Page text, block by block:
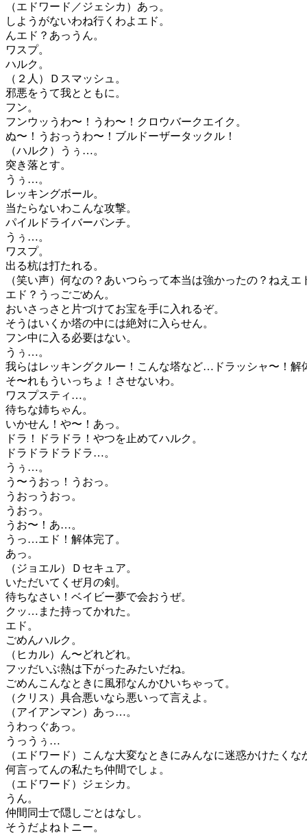
（エドワード／ジェシカ）あっ。
しようがないわね行くわよエド。
んエド？あっうん。
ワスプ。
ハルク。
（２人）Ｄスマッシュ。
邪悪をうて我とともに。
フン。
フンウッうわ〜！うわ〜！クロウバークエイク。
ぬ〜！うおっうわ〜！ブルドーザータックル！
（ハルク）うぅ…。
突き落とす。
うぅ…。
レッキングボール。
当たらないわこんな攻撃。
パイルドライバーパンチ。
うぅ…。
ワスプ。
出る杭は打たれる。
（笑い声）何なの？あいつらって本当は強かったの？ねえエ
エド？うっごごめん。
おいさっさと片づけてお宝を手に入れるぞ。
そうはいくか塔の中には絶対に入らせん。
フン中に入る必要はない。
うぅ…。
我らはレッキングクルー！こんな塔など…ドラッシャ〜！解
そ〜れもういっちょ！させないわ。
ワスプスティ…。
待ちな姉ちゃん。
いかせん！や〜！あっ。
ドラ！ドラドラ！やつを止めてハルク。
ドラドラドラドラ…。
うぅ…。
う〜うおっ！うおっ。
うおっうおっ。
うおっ。
うお〜！あ…。
うっ…エド！解体完了。
あっ。
（ジョエル）Ｄセキュア。
いただいてくぜ月の剣。
待ちなさい！ベイビー夢で会おうぜ。
クッ…また持ってかれた。
エド。
ごめんハルク。
（ヒカル）ん〜どれどれ。
フッだいぶ熱は下がったみたいだね。
ごめんこんなときに風邪なんかひいちゃって。
（クリス）具合悪いなら悪いって言えよ。
（アイアンマン）あっ…。
うわっぐあっ。
うっうぅ…
（エドワード）こんな大変なときにみんなに迷惑かけたくな
何言ってんの私たち仲間でしょ。
（エドワード）ジェシカ。
うん。
仲間同士で隠しごとはなし。
そうだよねトニー。